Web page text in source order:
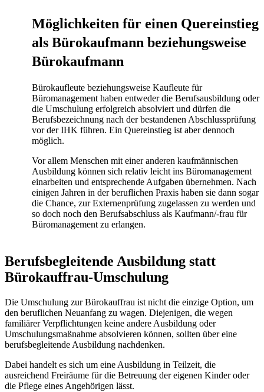
Möglichkeiten für einen Quereinstieg
als Bürokaufmann beziehungsweise
Bürokaufmann
Bürokaufleute beziehungsweise Kaufleute für
Büromanagement haben entweder die Berufsausbildung oder
die Umschulung erfolgreich absolviert und dürfen die
Berufsbezeichnung nach der bestandenen Abschlussprüfung
vor der IHK führen. Ein Quereinstieg ist aber dennoch
möglich.
Vor allem Menschen mit einer anderen kaufmännischen
Ausbildung können sich relativ leicht ins Büromanagement
einarbeiten und entsprechende Aufgaben übernehmen. Nach
einigen Jahren in der beruflichen Praxis haben sie dann sogar
die Chance, zur Externenprüfung zugelassen zu werden und
so doch noch den Berufsabschluss als Kaufmann/-frau für
Büromanagement zu erlangen.
Berufsbegleitende Ausbildung statt
Bürokauffrau-Umschulung
Die Umschulung zur Bürokauffrau ist nicht die einzige Option, um
den beruflichen Neuanfang zu wagen. Diejenigen, die wegen
familiärer Verpflichtungen keine andere Ausbildung oder
Umschulungsmaßnahme absolvieren können, sollten über eine
berufsbegleitende Ausbildung nachdenken.
Dabei handelt es sich um eine Ausbildung in Teilzeit, die
ausreichend Freiräume für die Betreuung der eigenen Kinder oder
die Pflege eines Angehörigen lässt.